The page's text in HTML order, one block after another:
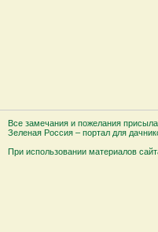
Все замечания и пожелания
Зеленая Россия – портал для
При использовании материалов